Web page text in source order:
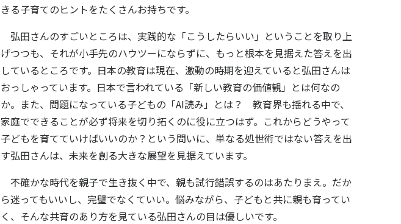
きる子育てのヒントをたくさんお持ちです。
弘田さんのすごいところは、実践的な「こうしたらいい」ということを取り上
げつつも、それが小手先のハウツーにならずに、もっと根本を見据えた答えを出
しているところです。日本の教育は現在、激動の時期を迎えていると弘田さんは
おっしゃっています。日本で言われている「新しい教育の価値観」とは何なの
か。また、問題になっている子どもの「AI読み」とは？ 教育界も揺れる中で、
家庭でできることが必ず将来を切り拓くのに役に立つはず。これからどうやって
子どもを育てていけばいいのか？という問いに、単なる処世術ではない答えを出
す弘田さんは、未来を創る大きな展望を見据えています。
不確かな時代を親子で生き抜く中で、親も試行錯誤するのはあたりまえ。だか
ら迷ってもいいし、完璧でなくていい。悩みながら、子どもと共に親も育ってい
く、そんな共育のあり方を見ている弘田さんの目は優しいです。